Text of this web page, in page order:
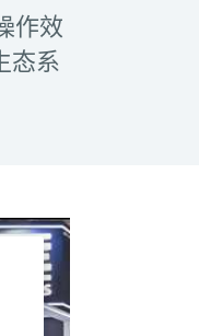
作效
态系